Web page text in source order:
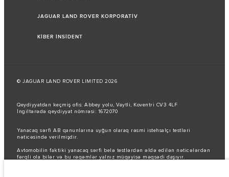
JAGUAR LAND ROVER KORPORATİV
KİBER İNSİDENT
© JAGUAR LAND ROVER LIMITED 2026
Qeydiyyatdan keçmiş ofis: Abbey yolu, Vaytli, Koventri CV3 4LF
İngiltərədə qeydiyyat nömrəsi: 1672070
Yanacaq sərfi AB qanunlarına uyğun olaraq rəsmi istehsalçı testləri
nəticəsində verilmişdir.
Avtomobilin faktiki yanacaq sərfi belə testlərdən əldə edilən nəticələrdən
fərqli ola bilər və bu rəqəmlər yalnız müqayisə məqsədi daşıyır.